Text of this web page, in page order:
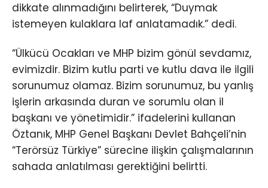
dikkate alınmadığını belirterek, “Duymak
istemeyen kulaklara laf anlatamadık.” dedi.
“Ülkücü Ocakları ve MHP bizim gönül sevdamız,
evimizdir. Bizim kutlu parti ve kutlu dava ile ilgili
sorunumuz olamaz. Bizim sorunumuz, bu yanlış
işlerin arkasında duran ve sorumlu olan il
başkanı ve yönetimidir.” ifadelerini kullanan
Öztanık, MHP Genel Başkanı Devlet Bahçeli’nin
“Terörsüz Türkiye” sürecine ilişkin çalışmalarının
sahada anlatılması gerektiğini belirtti.